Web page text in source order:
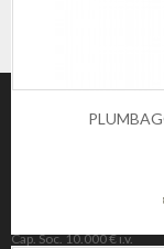
Cap. Soc. 10.000 € i.v.